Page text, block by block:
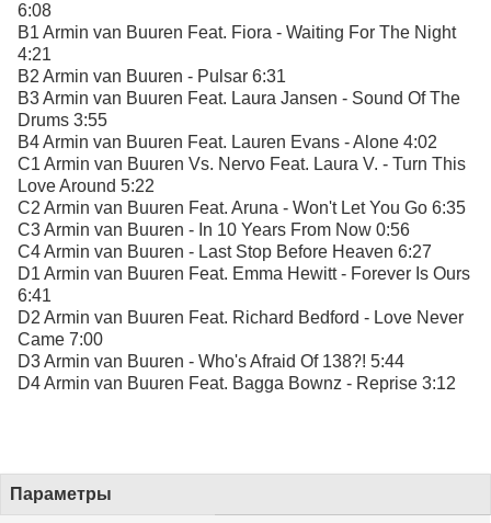
6:08
B1 Armin van Buuren Feat. Fiora - Waiting For The Night
4:21
B2 Armin van Buuren - Pulsar 6:31
B3 Armin van Buuren Feat. Laura Jansen - Sound Of The
Drums 3:55
B4 Armin van Buuren Feat. Lauren Evans - Alone 4:02
C1 Armin van Buuren Vs. Nervo Feat. Laura V. - Turn This
Love Around 5:22
C2 Armin van Buuren Feat. Aruna - Won't Let You Go 6:35
C3 Armin van Buuren - In 10 Years From Now 0:56
C4 Armin van Buuren - Last Stop Before Heaven 6:27
D1 Armin van Buuren Feat. Emma Hewitt - Forever Is Ours
6:41
D2 Armin van Buuren Feat. Richard Bedford - Love Never
Came 7:00
D3 Armin van Buuren - Who's Afraid Of 138?! 5:44
D4 Armin van Buuren Feat. Bagga Bownz - Reprise 3:12
Параметры